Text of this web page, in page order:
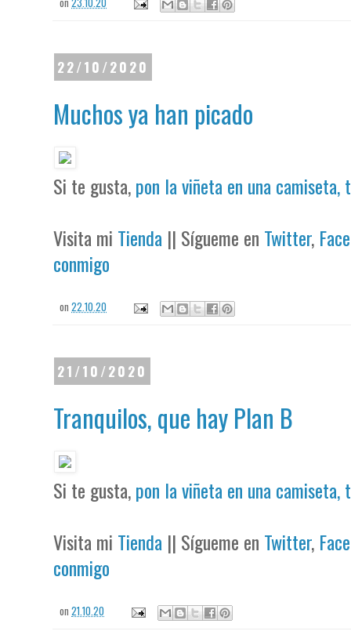
on23.10.20
22/10/2020
Muchos ya han picado
Si te gusta,pon la viñeta en una camiseta,
Visita mi Tienda || Sígueme en Twitter,
conmigo
on22.10.20
21/10/2020
Tranquilos, que hay Plan B
Si te gusta,pon la viñeta en una camiseta,
Visita mi Tienda || Sígueme en Twitter,
conmigo
on21.10.20